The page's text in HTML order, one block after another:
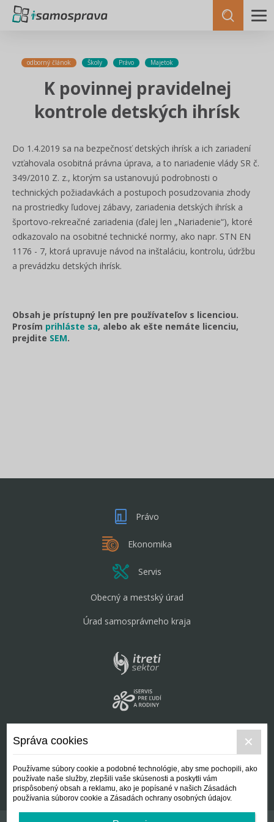
odborný článok Školy Právo Majetok
K povinnej pravidelnej
kontrole detských ihrísk
Do 1.4.2019 sa na bezpečnosť detských ihrísk a ich zariadení
vzťahovala osobitná právna úprava, a to nariadenie vlády SR č.
349/2010 Z. z., ktorým sa ustanovujú podrobnosti o
technických požiadavkách a postupoch posudzovania zhody
na prostriedky ľudovej zábavy, zariadenia detských ihrísk a
športovo-rekreačné zariadenia (ďalej len „Nariadenie“), ktoré
odkazovalo na osobitné technické normy, ako napr. STN EN
1176 - 7, ktorá upravuje návod na inštaláciu, kontrolu, údržbu
a prevádzku detských ihrísk.
Obsah je prístupný len pre používateľov s licenciou.
Prosím prihláste sa, alebo ak ešte nemáte licenciu,
prejdite SEM.
Právo
Ekonomika
Servis
Obecný a mestský úrad
Úrad samosprávneho kraja
Správa cookies
Používame súbory cookie a podobné technológie, aby sme pochopili, ako
používate naše služby, zlepšili vaše skúsenosti a poskytli vám
prispôsobený obsah a reklamu, ako je popísané v našich Zásadách
používania súborov cookie a Zásadách ochrany osobných údajov.